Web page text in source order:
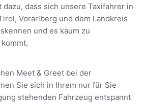
dass sich unsere Taxifahrer in
Vorarlberg und dem Landkreis
und es kaum zu
Meet & Greet bei der
Sie sich in Ihrem nur für Sie
stehenden Fahrzeug entspannt